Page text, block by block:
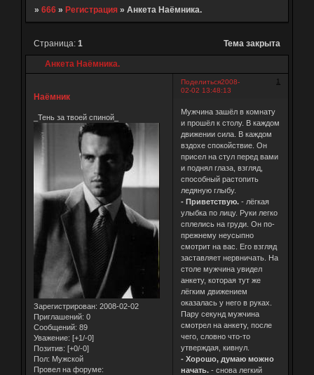
» 666 » Регистрация » Анкета Наёмника.
Анкета Наёмника.
Страница: 1 Тема закрыта
Поделиться 1
2008-
02-02 13:48:13
Наёмник
_Тень за твоей спиной_
Зарегистрирован: 2008-02-02
Приглашений: 0
Сообщений: 89
Уважение: [+1/-0]
Позитив: [+0/-0]
Пол: Мужской
Провел на форуме:
Мужчина зашёл в комнату
и прошёл к столу. В каждом
движении сила. В каждом
вздохе спокойствие. Он
присел на стул перед вами
и поднял глаза, взгляд,
способный растопить
ледяную глыбу.
- Приветствую. - лёгкая
улыбка по лицу. Руки легко
сплелись на груди. Он по-
прежнему неусыпно
смотрит на вас. Его взгляд
заставляет нервничать. На
столе мужчина увидел
анкету, которая тут же
лёгким движением
оказалась у него в руках.
Пару секунд мужчина
смотрел на анкету, после
чего, словно что-то
утверждая, кивнул.
- Хорошо, думаю можно
начать.- снова легкий